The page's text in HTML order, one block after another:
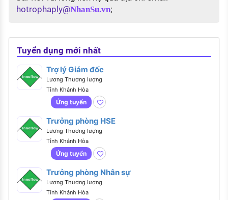
hotrophaply@NhanSu.vn;
Tuyển dụng mới nhất
Trợ lý Giám đốc
Lương Thương lượng
Tỉnh Khánh Hòa
Ứng tuyển
Trưởng phòng HSE
Lương Thương lượng
Tỉnh Khánh Hòa
Ứng tuyển
Trưởng phòng Nhân sự
Lương Thương lượng
Tỉnh Khánh Hòa